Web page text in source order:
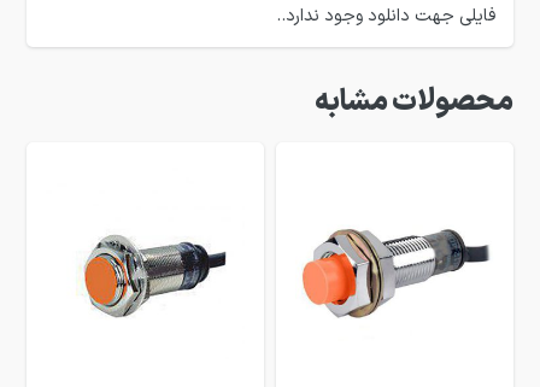
فایلی جهت دانلود وجود ندارد..
محصولات مشابه